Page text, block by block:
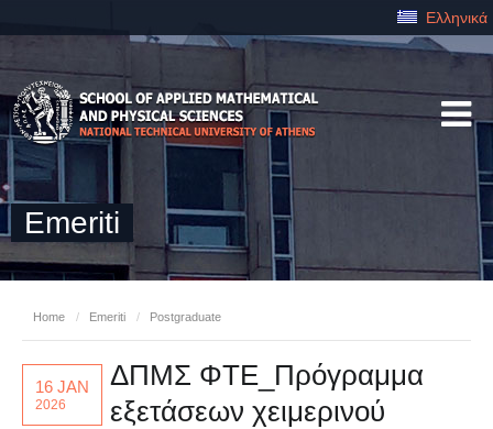
Ελληνικά
Emeriti
Home / Emeriti / Postgraduate
16 JAN
2026
ΔΠΜΣ ΦΤΕ_Πρόγραμμα
εξετάσεων χειμερινού